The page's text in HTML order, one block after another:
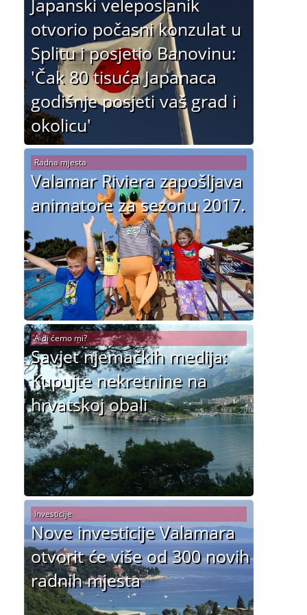
otvorio počasni konzulat u
Splitu i posjetio Banovinu:
'Čak 80 tisuća Japanaca
godišnje posjeti vaš grad i
okolicu'
Valamar Riviera zapošljava
animatore za sezonu 2017.
Radna mjesta
Savjet njemačkih medija:
Kupujte nekretnine na
hrvatskoj obali
A di ćemo mi?
Nove investicije Valamara
otvorit će više od 300 novih
radnih mjesta
Investicije